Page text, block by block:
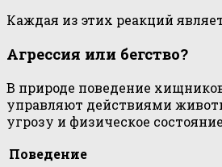
Каждая из этих реакций
Агрессия или бегство?
В природе поведение
управляют действиями
угрозу и физическое
Поведение